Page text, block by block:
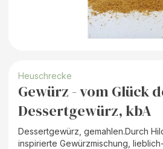
Heuschrecke
Gewürz - vom Glück
Dessertgewürz, kbA
Dessertgewürz, gemahlen.Durch
inspirierte Gewürzmischung,